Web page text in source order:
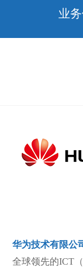
业
华为技术有限公
全球领先的ICT